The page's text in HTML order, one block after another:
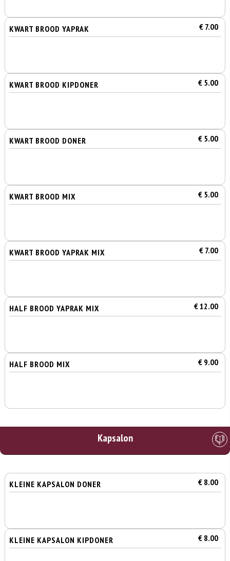
KWART BROOD YAPRAK € 7.00
KWART BROOD KIPDONER € 5.00
KWART BROOD DONER € 5.00
KWART BROOD MIX € 5.00
KWART BROOD YAPRAK MIX € 7.00
HALF BROOD YAPRAK MIX € 12.00
HALF BROOD MIX € 9.00
Kapsalon
KLEINE KAPSALON DONER € 8.00
KLEINE KAPSALON KIPDONER € 8.00